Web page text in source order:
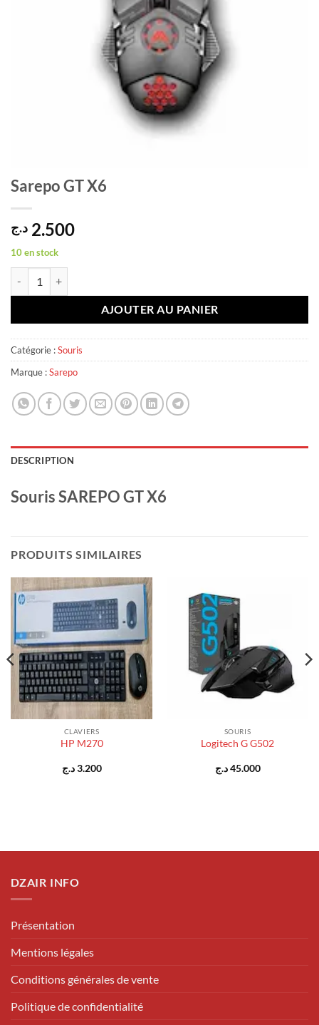
Sarepo GT X6
2.500 د.ج
10 en stock
AJOUTER AU PANIER
Catégorie :Souris
Marque :Sarepo
DESCRIPTION
Souris SAREPO GT X6
PRODUITS SIMILAIRES
CLAVIERS
HP M270
3.200 د.ج
SOURIS
Logitech G G502
45.000 د.ج
DZAIR INFO
Présentation
Mentions légales
Conditions générales de vente
Politique de confidentialité